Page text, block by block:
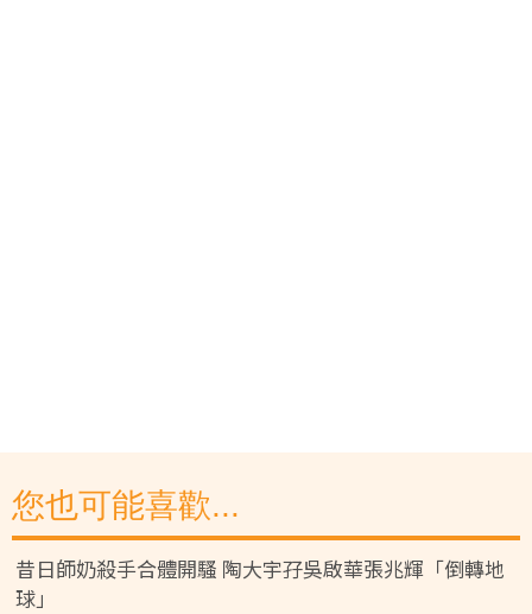
您也可能喜歡...
昔日師奶殺手合體開騷 陶大宇孖吳啟華張兆輝「倒轉地
球」